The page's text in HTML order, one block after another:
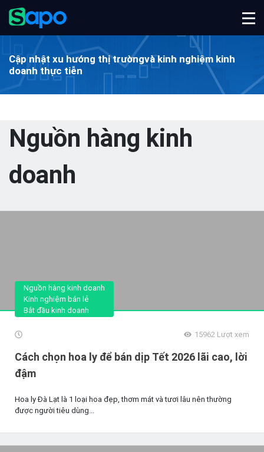
Cập nhật xu hướng thị trườngvà kinh nghiệm kinh
doanh thực tiễn
Nguồn hàng kinh
doanh
Nguồn hàng kinh doanh
Kinh nghiệm bán lẻ
Bắt đầu kinh doanh
15962 Lượt xem
Cách chọn hoa ly để bán dịp Tết 2026 lãi cao, lời
đậm
Hoa ly Đà Lạt là 1 loại hoa đẹp, thơm mát và tươi lâu nên thường
được người tiêu dùng...